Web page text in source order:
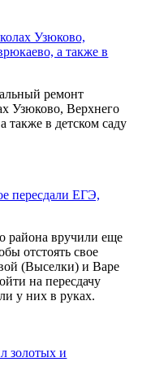
Узюково,
а также в
ремонт
Узюково, Верхнего
также в детском саду
пересдали ЕГЭ,
района вручили еще
отстоять свое
(Выселки) и Варе
на пересдачу
у них в руках.
золотых и